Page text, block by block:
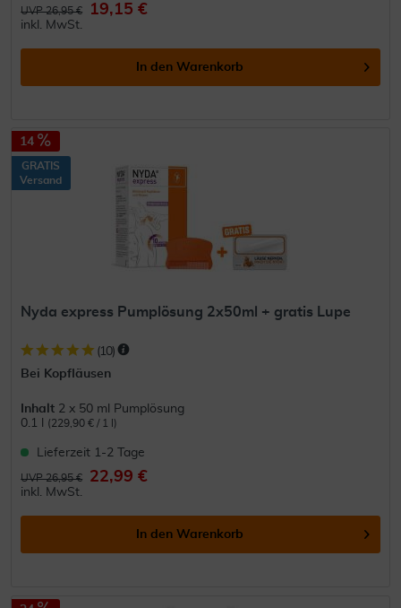
UVP 26,95 € 19,15 €
inkl. MwSt.
In den Warenkorb
14
GRATIS
Versand
Nyda express Pumplösung 2x50ml + gratis Lupe
(10)
Bei Kopfläusen
Inhalt 2 x 50 ml Pumplösung
0.1 l
(229,90 € / 1 l)
Lieferzeit 1-2 Tage
UVP 26,95 € 22,99 €
inkl. MwSt.
In den Warenkorb